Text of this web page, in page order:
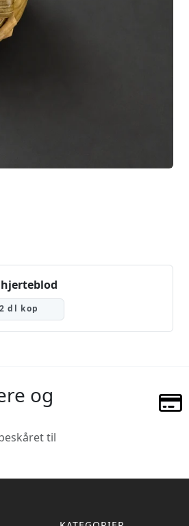
hjerteblod
2 dl kop
og
til